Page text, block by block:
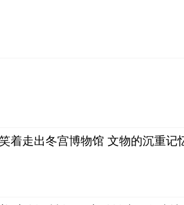
着走出冬宫博物馆 文物的沉重记